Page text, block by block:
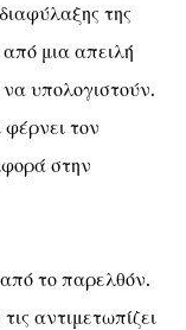
της
μια απειλή
να υπολογιστούν.
τον
στην
από το παρελθόν.
αντιμετωπίζει